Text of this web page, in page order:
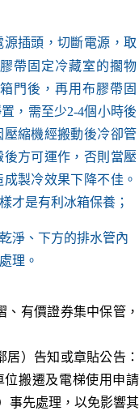
源插頭，切斷電源，取
帶固定冷藏室的擱物
門後，再用布膠帶固
，需至少2-4個小時後
縮機經搬動後冷卻管
方可運作，否則當壓
製冷效果下降不佳。
才是有利冰箱保養；
淨、下方的排水管內
理。
有價證券集中保管，
居）告知或章貼公告 ：
搬遷及電梯使用申請
事先處理，以免影響其